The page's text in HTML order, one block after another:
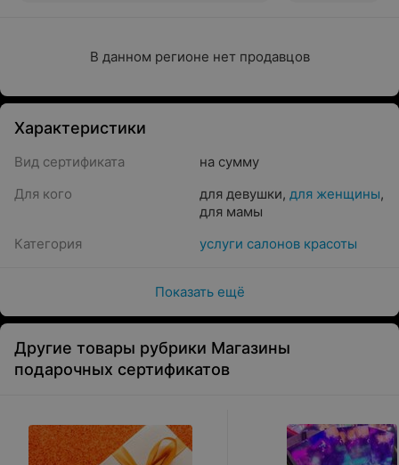
В данном регионе нет продавцов
Характеристики
Вид сертификата
на сумму
Для кого
для девушки, для женщины,
для мамы
Категория
услуги салонов красоты
Показать ещё
Другие товары рубрики Магазины
подарочных сертификатов